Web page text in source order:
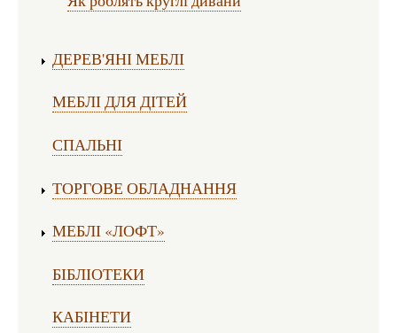
ДЕРЕВ'ЯНІ МЕБЛІ
МЕБЛІ ДЛЯ ДІТЕЙ
СПАЛЬНІ
ТОРГОВЕ ОБЛАДНАННЯ
МЕБЛІ «ЛОФТ»
БІБЛІОТЕКИ
КАБІНЕТИ